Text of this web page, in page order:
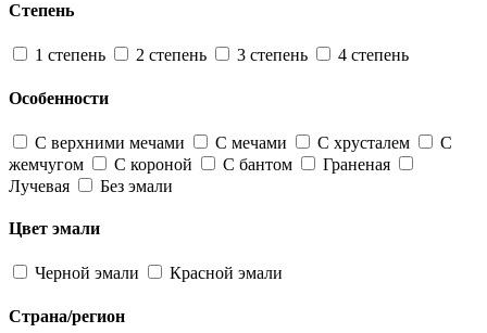
Степень
1 степень 2 степень 3 степень 4 степень
Особенности
С верхними мечами С мечами С хрусталем
С
жемчугом
С короной С бантом
Граненая
Лучевая
Без эмали
Цвет эмали
Черной эмали Красной эмали
Страна/регион